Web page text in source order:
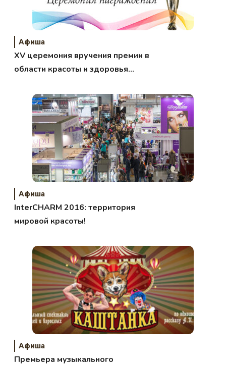
Афиша
XV церемония вручения премии в
области красоты и здоровья
Афиша
InterCHARM 2016: территория
мировой красоты!
Афиша
Премьера музыкального